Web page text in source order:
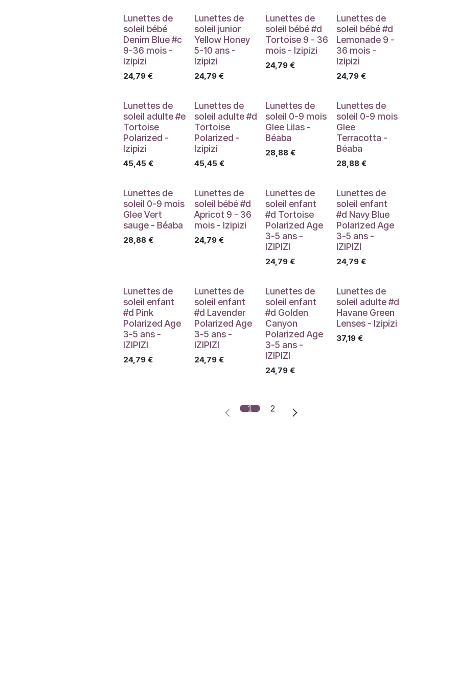
Lunettes de
soleil bébé
Denim Blue #c
9-36 mois -
Izipizi
24,79 €
Lunettes de
soleil junior
Yellow Honey
5-10 ans -
Izipizi
24,79€
Lunettes de
soleil bébé #d
Tortoise 9 - 36
mois - Izipizi
24,79€
Lunettes de
soleil bébé #d
Lemonade 9 -
36 mois -
Izipizi
24,79€
Lunettes de
soleil adulte #e
Tortoise
Polarized -
Izipizi
45,45 €
Lunettes de
soleil adulte #d
Tortoise
Polarized -
Izipizi
45,45€
Lunettes de
soleil 0-9 mois
Glee Lilas -
Béaba
28,88€
Lunettes de
soleil 0-9 mois
Glee
Terracotta -
Béaba
28,88€
Lunettes de
soleil 0-9 mois
Glee Vert
sauge - Béaba
28,88 €
Lunettes de
soleil bébé #d
Apricot 9 - 36
mois - Izipizi
24,79€
Lunettes de
soleil enfant
#d Tortoise
Polarized Age
3-5 ans -
IZIPIZI
24,79€
Lunettes de
soleil enfant
#d Navy Blue
Polarized Age
3-5 ans -
IZIPIZI
24,79€
Lunettes de
soleil enfant
#d Pink
Polarized Age
3-5 ans -
IZIPIZI
24,79 €
Lunettes de
soleil enfant
#d Lavender
Polarized Age
3-5 ans -
IZIPIZI
24,79€
Lunettes de
soleil enfant
#d Golden
Canyon
Polarized Age
3-5 ans -
IZIPIZI
24,79€
Lunettes de
soleil adulte #d
Havane Green
Lenses - Izipizi
37,19€
1 2